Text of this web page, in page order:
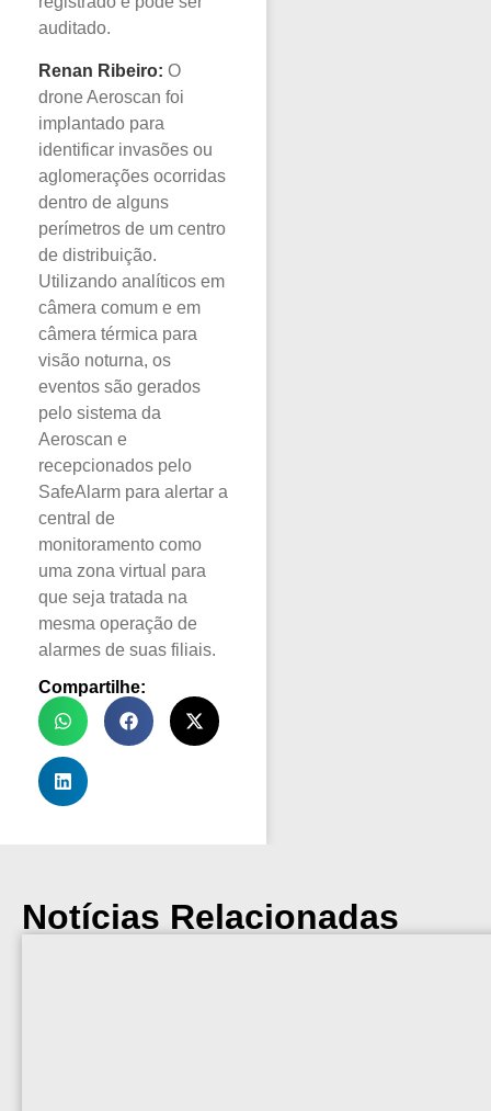
auditado.
Renan Ribeiro: O
drone Aeroscan foi
implantado para
identificar invasões ou
aglomerações ocorridas
dentro de alguns
perímetros de um centro
de distribuição.
Utilizando analíticos em
câmera comum e em
câmera térmica para
visão noturna, os
eventos são gerados
pelo sistema da
Aeroscan e
recepcionados pelo
SafeAlarm para alertar a
central de
monitoramento como
uma zona virtual para
que seja tratada na
mesma operação de
alarmes de suas filiais.
Compartilhe:
Notícias Relacionadas